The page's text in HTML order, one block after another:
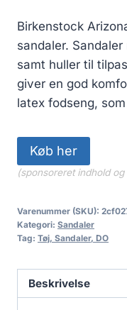
was:
Birkenstock
sandaler.
samt huller til
giver en god
latex fodseng,
Køb her
(sponsoreret indhold
Varenummer (SKU):
Kategori: Sandaler
Tag: Tøj, Sandaler, DO
Beskrivelse